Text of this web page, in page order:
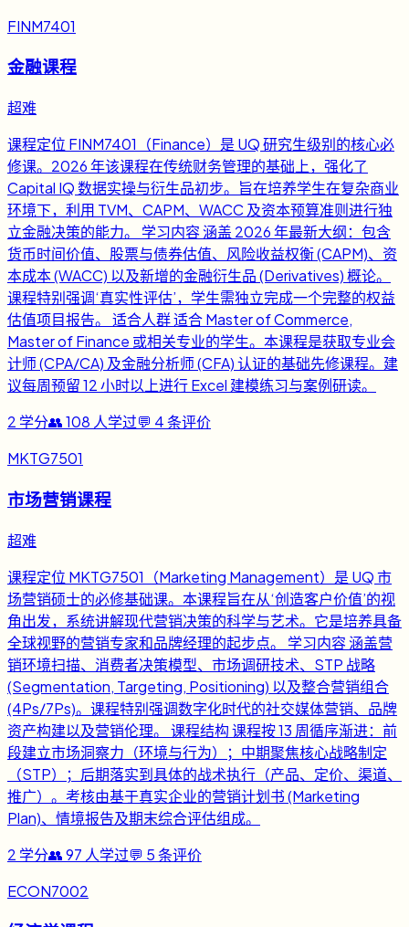
FINM7401
金融课程
超难
课程定位 FINM7401（Finance）是 UQ 研究生级别的核心必
修课。2026 年该课程在传统财务管理的基础上，强化了
Capital IQ 数据实操与衍生品初步。旨在培养学生在复杂商业
环境下，利用 TVM、CAPM、WACC 及资本预算准则进行独
立金融决策的能力。 学习内容 涵盖 2026 年最新大纲：包含
货币时间价值、股票与债券估值、风险收益权衡 (CAPM)、资
本成本 (WACC) 以及新增的金融衍生品 (Derivatives) 概论。
课程特别强调‘真实性评估’，学生需独立完成一个完整的权益
估值项目报告。 适合人群 适合 Master of Commerce,
Master of Finance 或相关专业的学生。本课程是获取专业会
计师 (CPA/CA) 及金融分析师 (CFA) 认证的基础先修课程。建
议每周预留 12 小时以上进行 Excel 建模练习与案例研读。
2 学分👥108 人学过💬 4条评价
MKTG7501
市场营销课程
超难
课程定位 MKTG7501（Marketing Management）是 UQ 市
场营销硕士的必修基础课。本课程旨在从‘创造客户价值’的视
角出发，系统讲解现代营销决策的科学与艺术。它是培养具备
全球视野的营销专家和品牌经理的起步点。 学习内容 涵盖营
销环境扫描、消费者决策模型、市场调研技术、STP 战略
(Segmentation, Targeting, Positioning) 以及整合营销组合
(4Ps/7Ps)。课程特别强调数字化时代的社交媒体营销、品牌
资产构建以及营销伦理。 课程结构 课程按 13 周循序渐进：前
段建立市场洞察力（环境与行为）；中期聚焦核心战略制定
（STP）；后期落实到具体的战术执行（产品、定价、渠道、
推广）。考核由基于真实企业的营销计划书 (Marketing
Plan)、情境报告及期末综合评估组成。
2 学分👥97 人学过💬 5条评价
ECON7002